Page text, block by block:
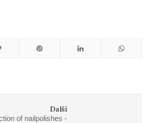
Další
of nailpolishes -